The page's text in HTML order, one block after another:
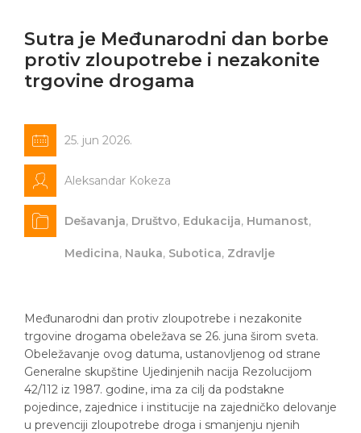
Sutra je Međunarodni dan borbe
protiv zloupotrebe i nezakonite
trgovine drogama
25. jun 2026.
Aleksandar Kokeza
Dešavanja, Društvo, Edukacija, Humanost,
Medicina, Nauka, Subotica, Zdravlje
Međunarodni dan protiv zloupotrebe i nezakonite
trgovine drogama obeležava se 26. juna širom sveta.
Obeležavanje ovog datuma, ustanovljenog od strane
Generalne skupštine Ujedinjenih nacija Rezolucijom
42/112 iz 1987. godine, ima za cilj da podstakne
pojedince, zajednice i institucije na zajedničko delovanje
u prevenciji zloupotrebe droga i smanjenju njenih